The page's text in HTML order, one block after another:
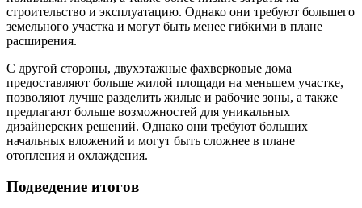
строительство и эксплуатацию. Однако они требуют большего
земельного участка и могут быть менее гибкими в плане
расширения.
С другой стороны, двухэтажные фахверковые дома
предоставляют больше жилой площади на меньшем участке,
позволяют лучше разделить жилые и рабочие зоны, а также
предлагают больше возможностей для уникальных
дизайнерских решений. Однако они требуют больших
начальных вложений и могут быть сложнее в плане
отопления и охлаждения.
Подведение итогов